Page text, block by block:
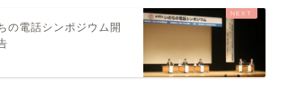
の電話シンポジウム開